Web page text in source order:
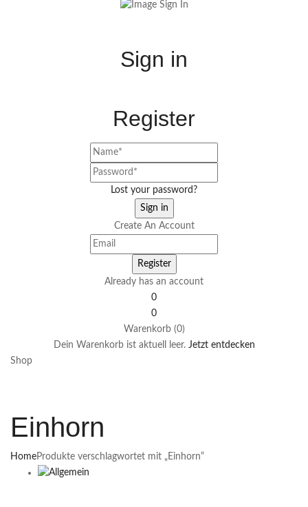
Sign in
Register
Lost your password?
Create An Account
Already has an account
0
0
Warenkorb (0)
Dein Warenkorb ist aktuell leer. Jetzt entdecken
Shop
Einhorn
HomeProdukte verschlagwortet mit „Einhorn“